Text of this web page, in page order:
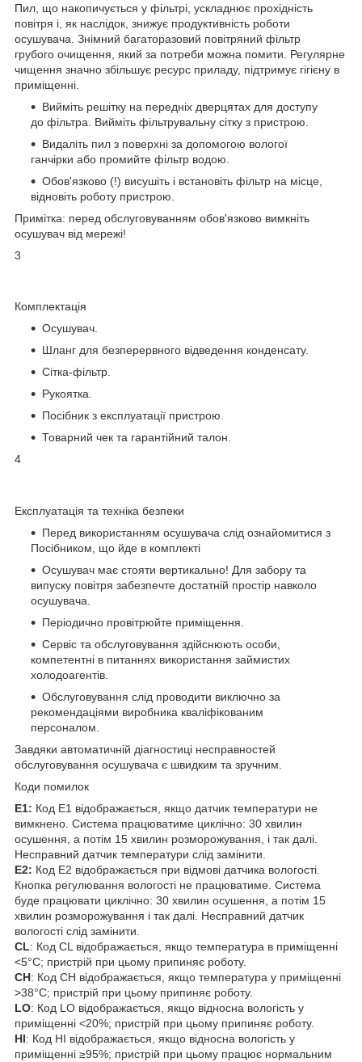
Пил, що накопичується у фільтрі, ускладнює прохідність
повітря і, як наслідок, знижує продуктивність роботи
осушувача. Знімний багаторазовий повітряний фільтр
грубого очищення, який за потреби можна помити. Регулярне
чищення значно збільшує ресурс приладу, підтримує гігієну в
приміщенні.
Вийміть решітку на передніх дверцятах для доступу
до фільтра. Вийміть фільтрувальну сітку з пристрою.
Видаліть пил з поверхні за допомогою вологої
ганчірки або промийте фільтр водою.
Обов'язково (!) висушіть і встановіть фільтр на місце,
відновіть роботу пристрою.
Примітка: перед обслуговуванням обов'язково вимкніть
осушувач від мережі!
3
Комплектація
Осушувач.
Шланг для безперервного відведення конденсату.
Сітка-фільтр.
Рукоятка.
Посібник з експлуатації пристрою.
Товарний чек та гарантійний талон.
4
Експлуатація та техніка безпеки
Перед використанням осушувача слід ознайомитися з
Посібником, що йде в комплекті
Осушувач має стояти вертикально! Для забору та
випуску повітря забезпечте достатній простір навколо
осушувача.
Періодично провітрюйте приміщення.
Сервіс та обслуговування здійснюють особи,
компетентні в питаннях використання займистих
холодоагентів.
Обслуговування слід проводити виключно за
рекомендаціями виробника кваліфікованим
персоналом.
Завдяки автоматичній діагностиці несправностей
обслуговування осушувача є швидким та зручним.
Коди помилок
E1: Код E1 відображається, якщо датчик температури не
вимкнено. Система працюватиме циклічно: 30 хвилин
осушення, а потім 15 хвилин розморожування, і так далі.
Несправний датчик температури слід замінити.
E2: Код E2 відображається при відмові датчика вологості.
Кнопка регулювання вологості не працюватиме. Система
буде працювати циклічно: 30 хвилин осушення, а потім 15
хвилин розморожування і так далі. Несправний датчик
вологості слід замінити.
CL: Код CL відображається, якщо температура в приміщенні
<5°C; пристрій при цьому припиняє роботу.
CH: Код CH відображається, якщо температура у приміщенні
>38°C; пристрій при цьому припиняє роботу.
LO: Код LO відображається, якщо відносна вологість у
приміщенні <20%; пристрій при цьому припиняє роботу.
HI: Код HI відображається, якщо відносна вологість у
приміщенні ≥95%; пристрій при цьому працює нормальним